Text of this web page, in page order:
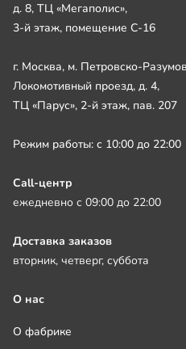
д. 8, ТЦ «Мегаполис»,
3-й этаж, помещение С-16
г. Москва, м. Петровско-
Локомотивный проезд, д. 4,
ТЦ «Парус», 2-й этаж, пав. 207
Режим работы: с 10:00 до 22:00
Call-центр
ежедневно с 09:00 до 22:00
Доставка заказов
вторник, четверг, суббота
О нас
О фабрике